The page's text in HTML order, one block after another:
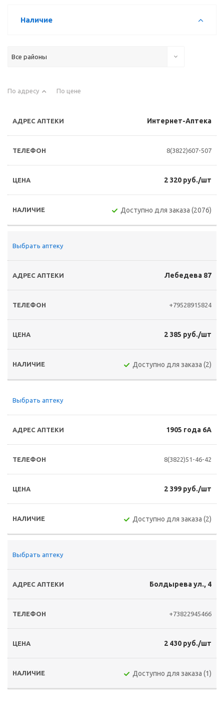
Наличие
Все районы
По адресу По цене
Интернет-Аптека
8(3822)607-507
2 320 руб./шт
Доступно для заказа (2076)
Выбрать аптеку
Лебедева 87
+79528915824
2 385 руб./шт
Доступно для заказа (2)
Выбрать аптеку
1905 года 6А
8(3822)51-46-42
2 399 руб./шт
Доступно для заказа (2)
Выбрать аптеку
Болдырева ул., 4
+73822945466
2 430 руб./шт
Доступно для заказа (1)